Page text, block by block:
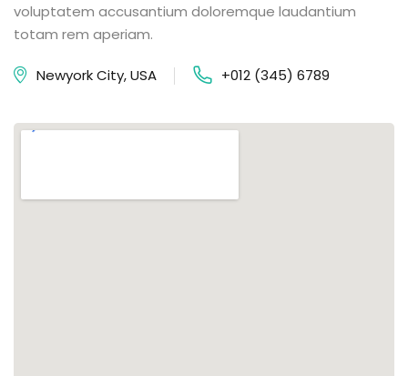
voluptatem accusantium doloremque laudantium
totam rem aperiam.
Newyork City, USA +012 (345) 6789